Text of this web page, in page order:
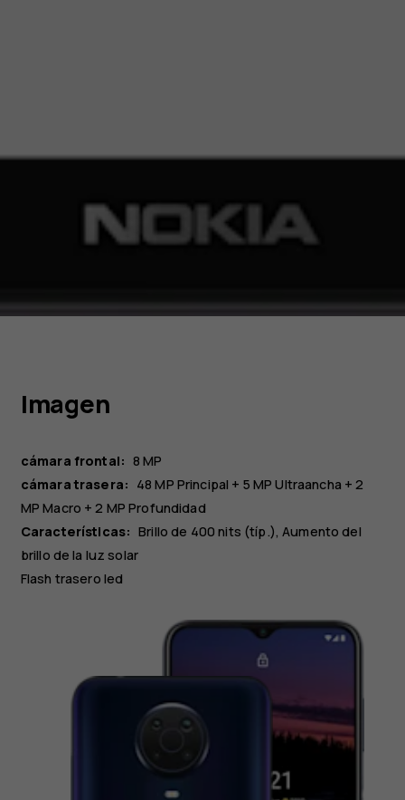
Imagen
cámara frontal: 8 MP
cámara trasera: 48 MP Principal + 5 MPUltraancha + 2
MPMacro + 2 MPProfundidad
Características: Brillo de 400 nits (típ.), Aumento del
brillo de la luz solar
Flash trasero led